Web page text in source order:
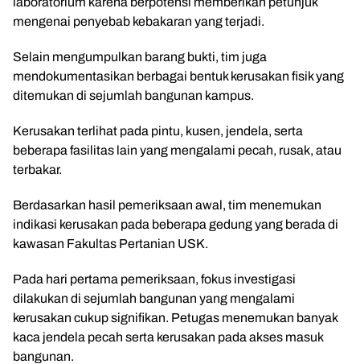
mengenai penyebab kebakaran yang terjadi.
Selain mengumpulkan barang bukti, tim juga
mendokumentasikan berbagai bentuk kerusakan fisik yang
ditemukan di sejumlah bangunan kampus.
Kerusakan terlihat pada pintu, kusen, jendela, serta
beberapa fasilitas lain yang mengalami pecah, rusak, atau
terbakar.
Berdasarkan hasil pemeriksaan awal, tim menemukan
indikasi kerusakan pada beberapa gedung yang berada di
kawasan Fakultas Pertanian USK.
Pada hari pertama pemeriksaan, fokus investigasi
dilakukan di sejumlah bangunan yang mengalami
kerusakan cukup signifikan. Petugas menemukan banyak
kaca jendela pecah serta kerusakan pada akses masuk
bangunan.